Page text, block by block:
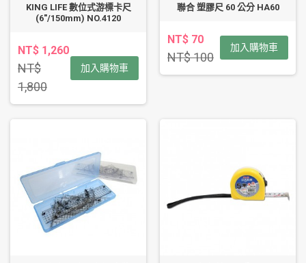
KING LIFE 數位式游標卡尺
(6"/150mm) NO.4120
NT$ 1,260
NT$
1,800
加入購物車
聯合 塑膠尺 60 公分 HA60
NT$ 70
NT$ 100
加入購物車